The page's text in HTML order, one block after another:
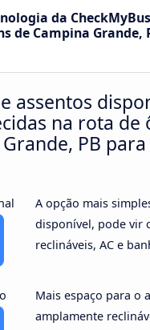
da
de Campina Grande,
assentos
na rota de
PB para
A opção mais
disponível, pode vir
reclináveis, AC e
Mais espaço para o
amplamente